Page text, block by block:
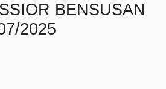
BENSUSAN
2025